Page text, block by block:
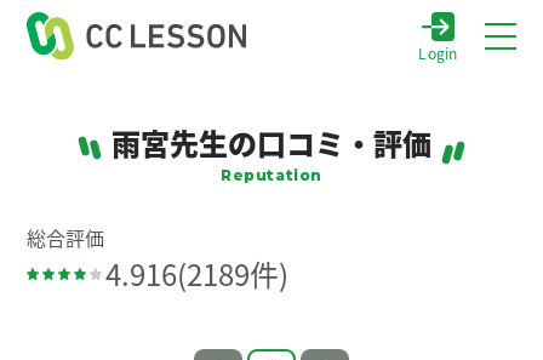
Login
雨宮先生の口コミ・評価
Reputation
総合評価
4.916(2189件)